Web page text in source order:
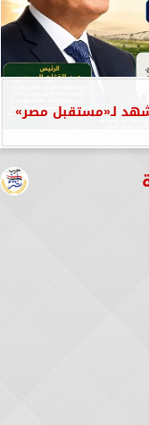
لـ«مستقبل مصر»